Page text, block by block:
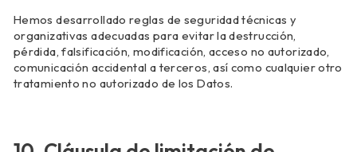
Hemos desarrollado reglas de seguridad técnicas y
organizativas adecuadas para evitar la destrucción,
pérdida, falsificación, modificación, acceso no autorizado,
comunicación accidental a terceros, así como cualquier otro
tratamiento no autorizado de los Datos.